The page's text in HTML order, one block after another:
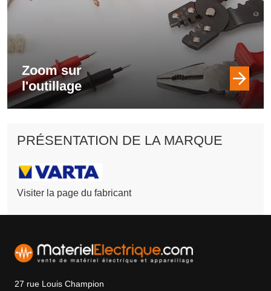
Zoom sur
l'outillage
PRÉSENTATION DE LA MARQUE
Visiter la page du fabricant
27 rue Louis Champion